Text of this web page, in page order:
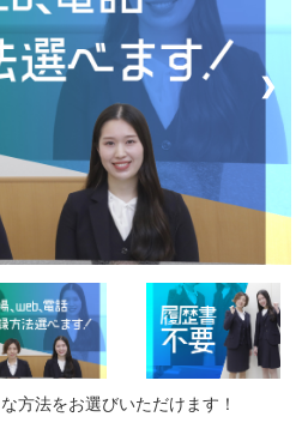
❯
方法をお選びいただけます！